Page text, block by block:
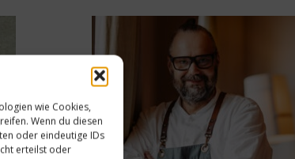
wie Cookies,
Wenn du diesen
oder eindeutige IDs
erteilst oder